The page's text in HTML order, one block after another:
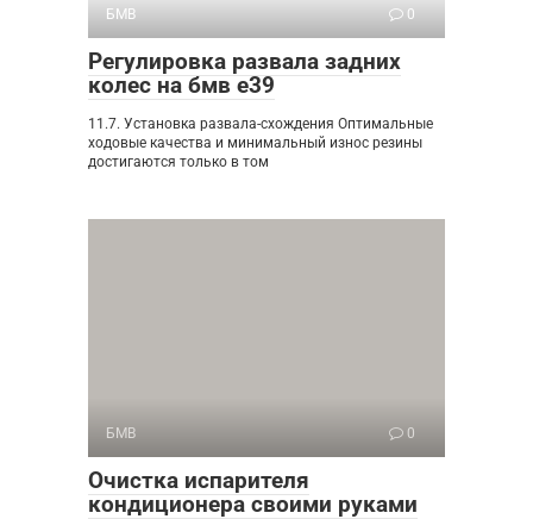
БМВ 0
Регулировка развала задних
колес на бмв е39
11.7. Установка развала-схождения Оптимальные
ходовые качества и минимальный износ резины
достигаются только в том
БМВ 0
Очистка испарителя
кондиционера своими руками